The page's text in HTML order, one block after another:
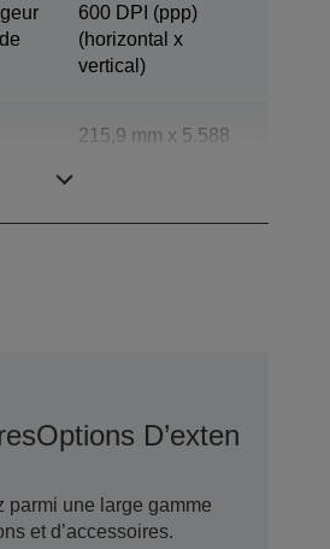
600 DPI (ppp)
(horizontal x
vertical)
215,9 mm x 5.588
Options D’extension
parmi une large gamme
et d’accessoires.